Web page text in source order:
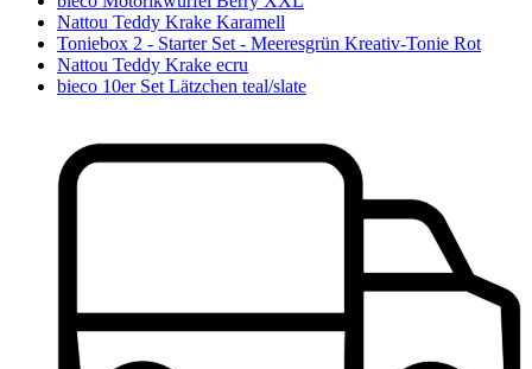
Nattou Teddy Krake Karamell
Toniebox 2 - Starter Set - Meeresgrün Kreativ-Tonie Rot
Nattou Teddy Krake ecru
bieco 10er Set Lätzchen teal/slate